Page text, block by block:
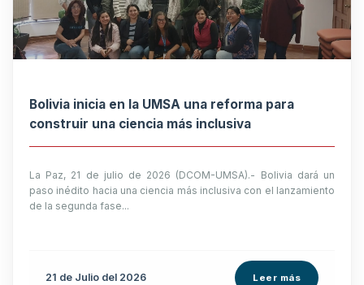
Bolivia inicia en la UMSA una reforma para
construir una ciencia más inclusiva
La Paz, 21 de julio de 2026 (DCOM-UMSA).- Bolivia dará un
paso inédito hacia una ciencia más inclusiva con el lanzamiento
de la segunda fase...
21 de Julio del 2026 Leer más